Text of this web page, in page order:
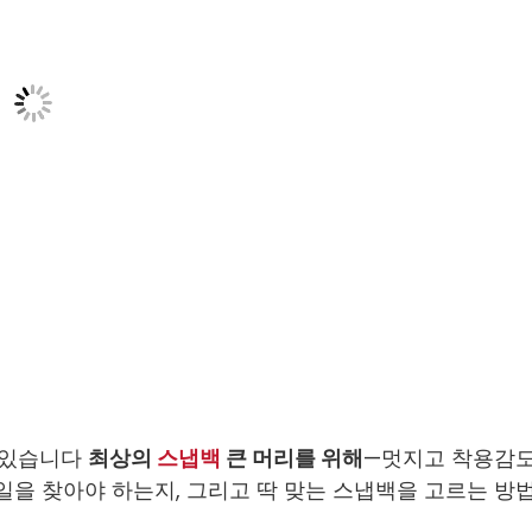
습니다 최상의 스냅백 큰 머리를 위해—멋지고 착용감
찾아야 하는지, 그리고 딱 맞는 스냅백을 고르는 방